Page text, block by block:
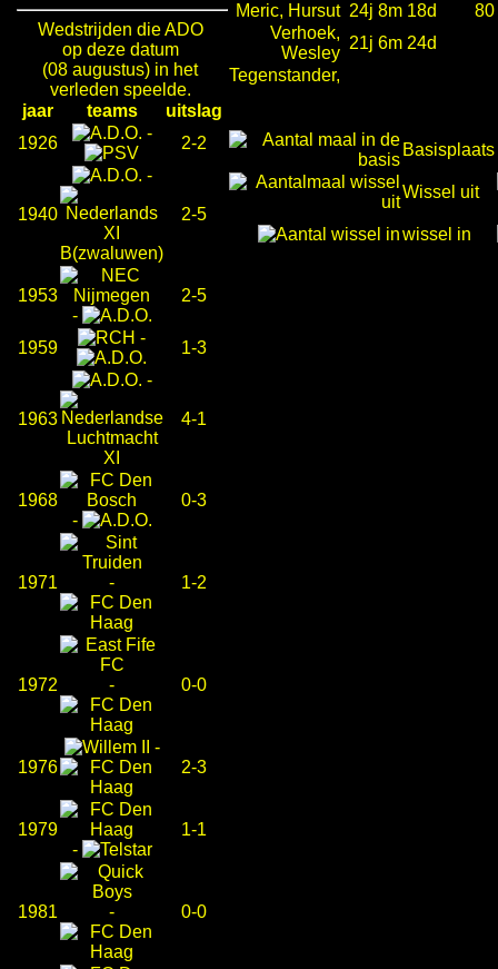
Wedstrijden die ADO
op deze datum
(08 augustus) in het
verleden speelde.
jaar
teams
uitslag
1926
-
2-2
1940
-
2-5
1953
-
2-5
1959
-
1-3
1963
-
4-1
1968
-
0-3
1971 - 1-2
1972 - 0-0
1976
-
2-3
1979
-
1-1
1981 - 0-0
Meric, Hursut 24j 8m 18d
80
Verhoek,
Wesley
21j 6m 24d
Tegenstander,
Basisplaats
Wissel uit
wissel in